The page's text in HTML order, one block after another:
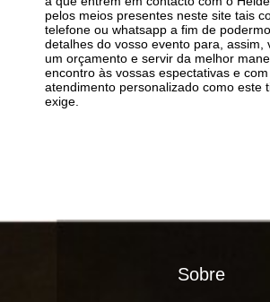
pelos meios presentes neste site tais
telefone ou whatsapp a fim de
detalhes do vosso evento para, assim,
um orçamento e servir da melhor
encontro às vossas espectativas e
atendimento personalizado como este
exige.
Sobre